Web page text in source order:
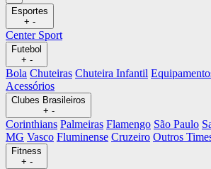
Esportes
+ -
Center Sport
Futebol
+ -
Bola Chuteiras Chuteira Infantil
Acessórios
Clubes Brasileiros
+ -
Corinthians Palmeiras Flamengo São Paulo
MG Vasco Fluminense Cruzeiro Outros
Fitness
+ -